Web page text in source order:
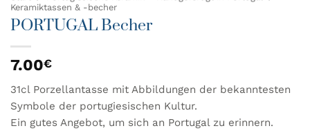
Keramiktassen & -becher
PORTUGAL Becher
7.00€
31cl Porzellantasse mit Abbildungen der bekanntesten
Symbole der portugiesischen Kultur.
Ein gutes Angebot, um sich an Portugal zu erinnern.